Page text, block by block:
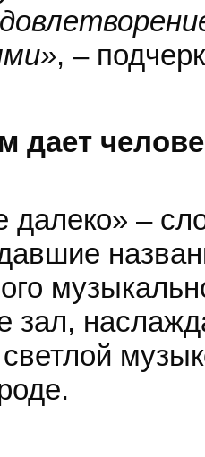
, –
дает
далеко» –
зал,
светлой